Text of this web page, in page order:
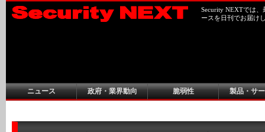
Security NEXTでは
ースを日刊でお届け
ニュース 政府・業界動向 脆弱性 製品・サ